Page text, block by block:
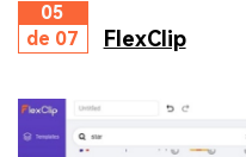
05
de 07
FlexClip